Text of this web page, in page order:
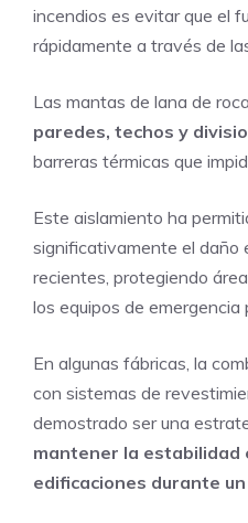
incendios es evitar que el
rápidamente a través de
Las mantas de lana de
paredes, techos y
barreras térmicas que
Este aislamiento ha
significativamente el daño
recientes, protegiendo
los equipos de emergencia
En algunas fábricas, la
con sistemas de
demostrado ser una
mantener la estabilidad
edificaciones durante